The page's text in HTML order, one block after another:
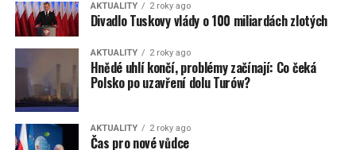
AKTUALITY 2 roky ago
Divadlo Tuskovy vlády o 100 miliardách zlotých
AKTUALITY 2 roky ago
Hnědé uhlí končí, problémy začínají: Co čeká
Polsko po uzavření dolu Turów?
AKTUALITY 2 roky ago
Čas pro nové vůdce